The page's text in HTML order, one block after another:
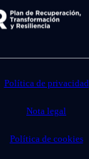
Política de privacidad
Nota legal
Política de cookies